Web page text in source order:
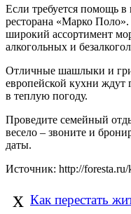
Если требуется помощь в
ресторана «Марко
широкий ассортимент
алкогольных и
Отличные шашлыки и
европейской кухни ждут
в теплую погоду.
Проведите семейный
весело – звоните и
даты.
Источник: http://
х Как перестать